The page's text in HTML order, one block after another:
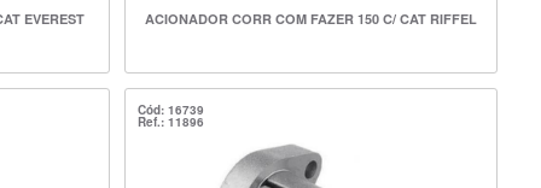
EVEREST ACIONADOR CORR COM FAZER 150 C/ CAT RIFFEL
Cód: 16739
Ref.: 11896